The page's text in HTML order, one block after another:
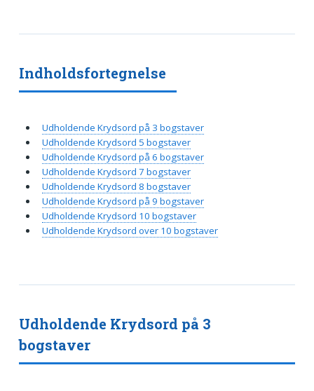
Udholdende Krydsord på 3
bogstaver
Indholdsfortegnelse
Udholdende Krydsord på 3 bogstaver
Udholdende Krydsord 5 bogstaver
Udholdende Krydsord på 6 bogstaver
Udholdende Krydsord 7 bogstaver
Udholdende Krydsord 8 bogstaver
Udholdende Krydsord på 9 bogstaver
Udholdende Krydsord 10 bogstaver
Udholdende Krydsord over 10 bogstaver